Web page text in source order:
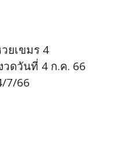
ยเขมร 4
ดวันที่ 4 ก.ค. 66
7/66